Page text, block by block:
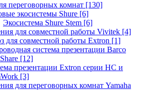
переговорных комнат [130]
экосистемы Shure [6]
Экосистема Shure Stem [6]
для совместной работы Vivitek [4]
для совместной работы Extron [1]
система презентации Barco
[12]
презентации Extron серии HC и
[3]
для переговорных комнат Yamaha